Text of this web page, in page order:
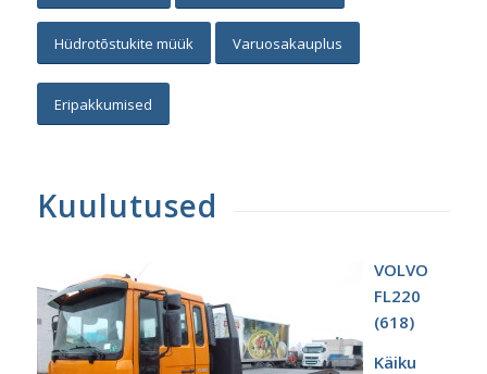
Hüdrotõstukite müük Varuosakauplus
Eripakkumised
Kuulutused
VOLVO
FL220
(618)
Käiku